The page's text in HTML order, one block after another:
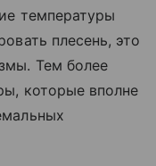
температуры
плесень, это
Тем более
которые вполне